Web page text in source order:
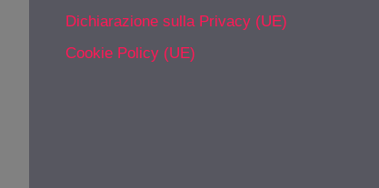
Dichiarazione sulla Privacy (UE)
Cookie Policy (UE)